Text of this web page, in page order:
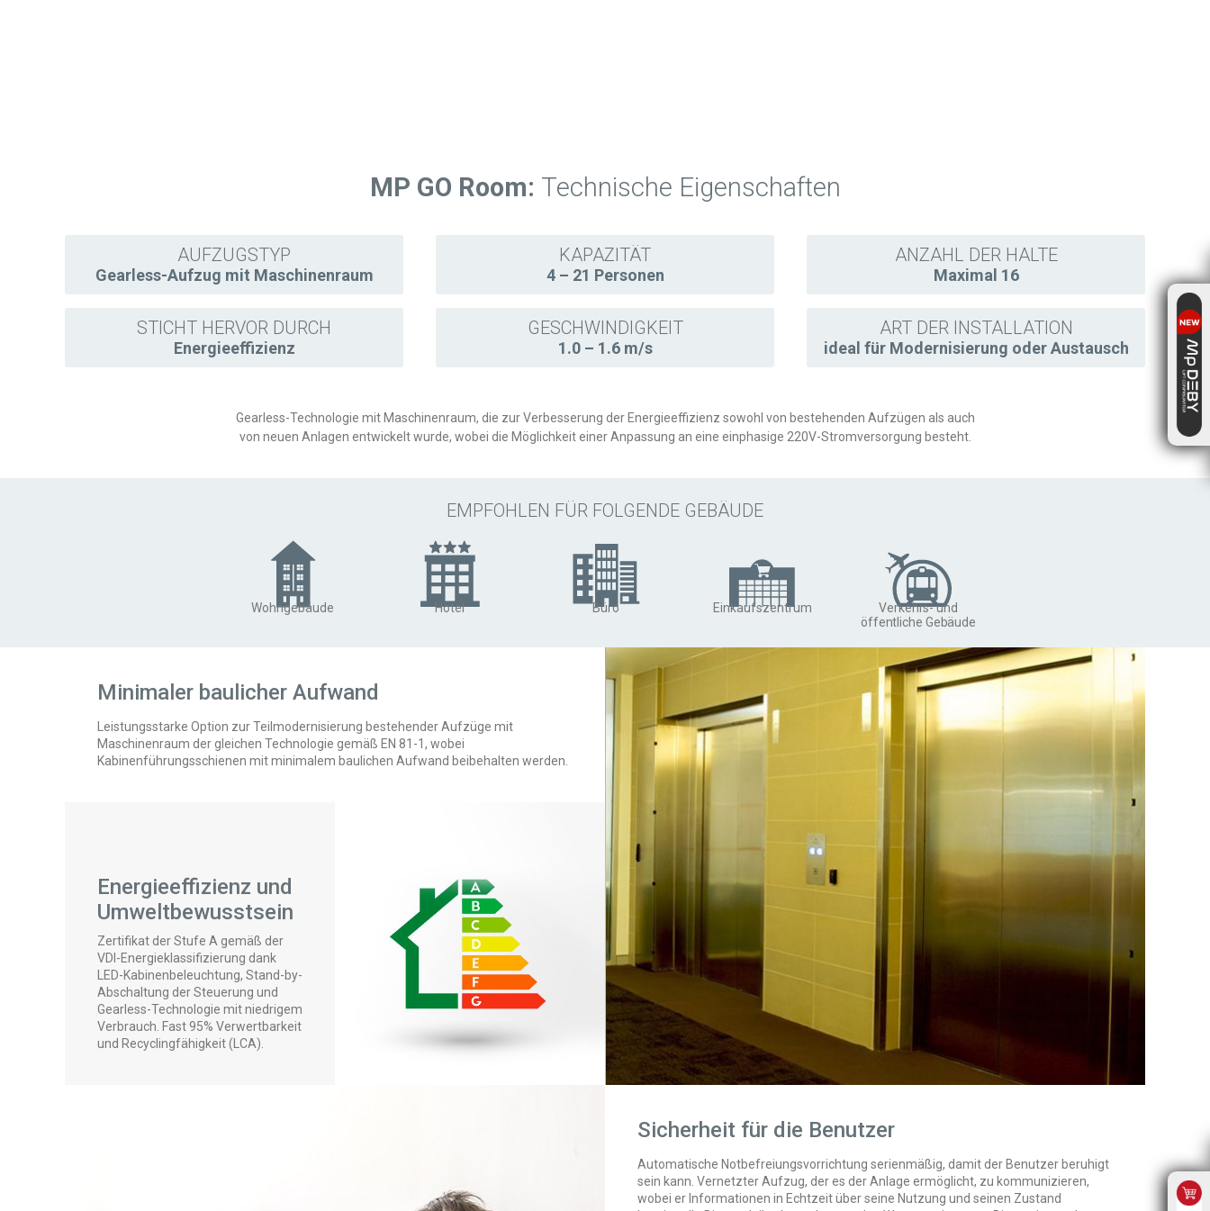
MP GO Room: Technische Eigenschaften
AUFZUGSTYP
Gearless-Aufzug mit Maschinenraum
STICHT HERVOR DURCH
Energieeffizienz
KAPAZITÄT
4 – 21 Personen
GESCHWINDIGKEIT
1.0 – 1.6 m/s
ANZAHL DER HALTE
Maximal 16
ART DER INSTALLATION
ideal für Modernisierung oder Austausch
Gearless-Technologie mit Maschinenraum, die zur Verbesserung der Energieeffizienz sowohl von bestehenden Aufzügen als auch
von neuen Anlagen entwickelt wurde, wobei die Möglichkeit einer Anpassung an eine einphasige 220V-Stromversorgung besteht.
EMPFOHLEN FÜR FOLGENDE GEBÄUDE
Wohngebäude Hotel Büro Einkaufszentrum
Verkehrs- und
öffentliche Gebäude
Minimaler baulicher Aufwand
Leistungsstarke Option zur Teilmodernisierung bestehender Aufzüge mit
Maschinenraum der gleichen Technologie gemäß EN 81-1, wobei
Kabinenführungsschienen mit minimalem baulichen Aufwand beibehalten werden.
Energieeffizienz und
Umweltbewusstsein
Zertifikat der Stufe A gemäß der
VDI-Energieklassifizierung dank
LED-Kabinenbeleuchtung, Stand-by-
Abschaltung der Steuerung und
Gearless-Technologie mit niedrigem
Verbrauch. Fast 95% Verwertbarkeit
und Recyclingfähigkeit (LCA).
Sicherheit für die Benutzer
Automatische Notbefreiungsvorrichtung serienmäßig, damit der Benutzer beruhigt
sein kann. Vernetzter Aufzug, der es der Anlage ermöglicht, zu kommunizieren,
wobei er Informationen in Echtzeit über seine Nutzung und seinen Zustand